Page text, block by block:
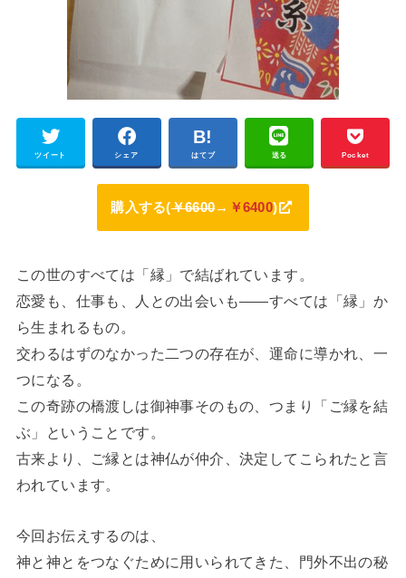
ツイート シェア はてブ 送る Pocket
購入する(￥6600→ ￥6400)
この世のすべては「縁」で結ばれています。
恋愛も、仕事も、人との出会いも――すべては「縁」か
ら生まれるもの。
交わるはずのなかった二つの存在が、運命に導かれ、一
つになる。
この奇跡の橋渡しは御神事そのもの、つまり「ご縁を結
ぶ」ということです。
古来より、ご縁とは神仏が仲介、決定してこられたと言
われています。
今回お伝えするのは、
神と神とをつなぐために用いられてきた、門外不出の秘